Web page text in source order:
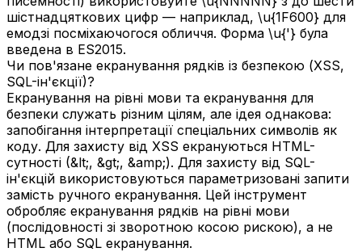
шістнадцяткових цифр — наприклад, \u{1F600} для
емодзі посміхаючогося обличчя. Форма \u{'} була
введена в ES2015.
Чи пов'язане екранування рядків із безпекою (XSS,
SQL-ін'єкції)?
Екранування на рівні мови та екранування для
безпеки служать різним цілям, але ідея однакова:
запобігання інтерпретації спеціальних символів як
коду. Для захисту від XSS екрануються HTML-
сутності (&lt;, &gt;, &amp;). Для захисту від SQL-
ін'єкцій використовуються параметризовані запити
замість ручного екранування. Цей інструмент
обробляє екранування рядків на рівні мови
(послідовності зі зворотною косою рискою), а не
HTML або SQL екранування.